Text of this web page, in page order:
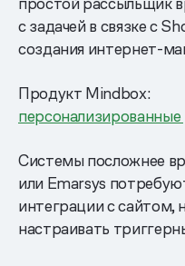
с задачей в связке с
создания интернет-
Продукт Mindbox:
Системы посложнее
или Emarsys
интеграции с сайтом,
настраивать